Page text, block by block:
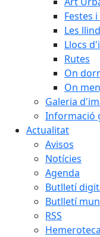
Festes
Les
Llocs
Rutes
On
On
Galeria
Informació
Actualitat
Avisos
Notícies
Agenda
Butlletí
Butlletí
RSS
Hemeroteca